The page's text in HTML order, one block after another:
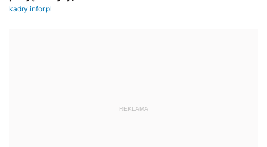
REKLAMA